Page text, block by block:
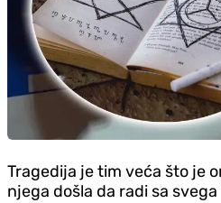
Tragedija je tim veća što je
njega došla da radi sa